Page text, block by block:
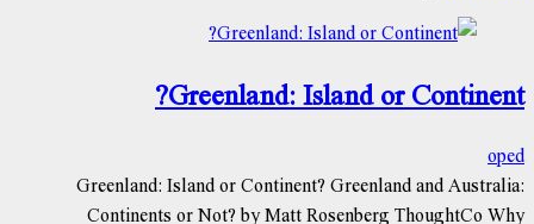
Greenland: Island or Continent?
oped
Greenland: Island or Continent? Greenland and Australia:
Continents or Not? by Matt Rosenberg ThoughtCo Why